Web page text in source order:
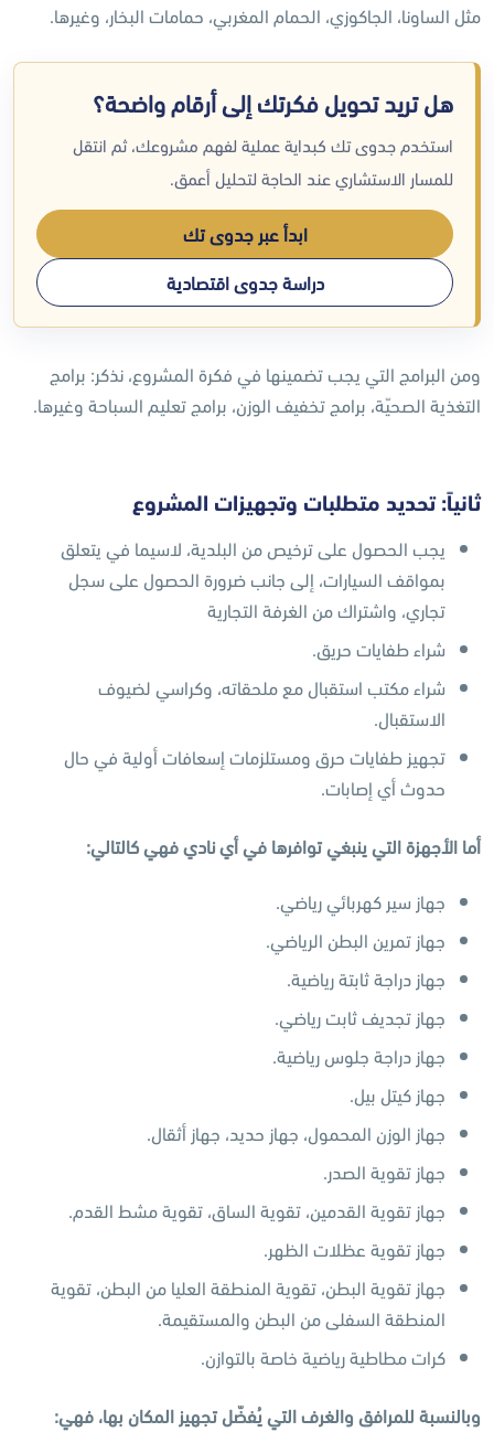
مثل الساونا، الجاكوزي، الحمام المغربي، حمامات البخار، وغيرها.
هل تريد تحويل فكرتك إلى أرقام واضحة؟
استخدم جدوى تك كبداية عملية لفهم مشروعك، ثم انتقل
للمسار الاستشاري عند الحاجة لتحليل أعمق.
ابدأ عبر جدوى تك
دراسة جدوى اقتصادية
ومن البرامج التي يجب تضمينها في فكرة المشروع، نذكر: برامج
التغذية الصحيّة، برامج تخفيف الوزن، برامج تعليم السباحة وغيرها.
ثانياً: تحديد متطلبات وتجهيزات المشروع
يجب الحصول على ترخيص من البلدية، لاسيما في يتعلق
بمواقف السيارات، إلى جانب ضرورة الحصول على سجل
تجاري، واشتراك من الغرفة التجارية
شراء طفايات حريق.
شراء مكتب استقبال مع ملحقاته، وكراسي لضيوف
الاستقبال.
تجهيز طفايات حرق ومستلزمات إسعافات أولية في حال
حدوث أي إصابات.
أما الأجهزة التي ينبغي توافرها في أي نادي فهي كالتالي:
جهاز سير كهربائي رياضي.
جهاز تمرين البطن الرياضي.
جهاز دراجة ثابتة رياضية.
جهاز تجديف ثابت رياضي.
جهاز دراجة جلوس رياضية.
جهاز كيتل بيل.
جهاز الوزن المحمول، جهاز حديد، جهاز أثقال.
جهاز تقوية الصدر.
جهاز تقوية القدمين، تقوية الساق، تقوية مشط القدم.
جهاز تقوية عظلات الظهر.
جهاز تقوية البطن، تقوية المنطقة العليا من البطن، تقوية
المنطقة السفلى من البطن والمستقيمة.
كرات مطاطية رياضية خاصة بالتوازن.
وبالنسبة للمرافق والغرف التي يُفضّل تجهيز المكان بها، فهي: